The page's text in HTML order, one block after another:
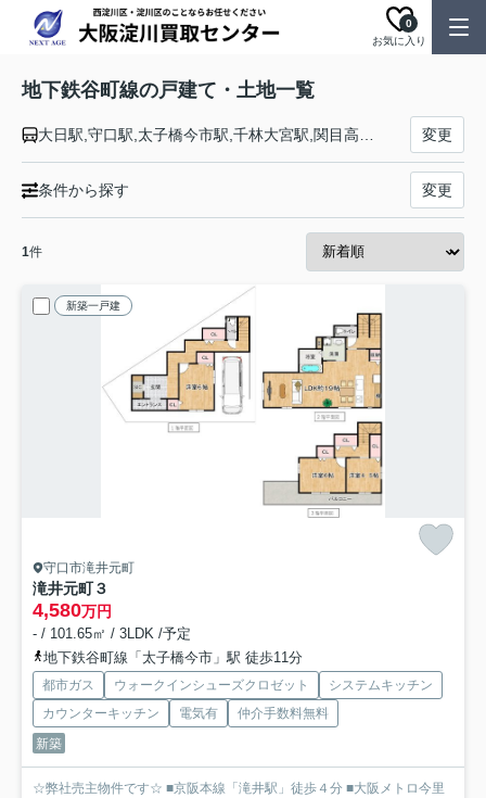
お気に入り
0
地下鉄谷町線の戸建て・土地一覧
変更
条件から探す 変更
1件
新築一戸建
守口市滝井元町
滝井元町３
4,580万円
- / 101.65㎡ / 3LDK /予定
地下鉄谷町線「太子橋今市」駅 徒歩11分
都市ガス ウォークインシューズクロゼット
システムキッチン
カウンターキッチン
電気有
仲介手数料無料
新築
☆弊社売主物件です☆ ■京阪本線「滝井駅」徒歩４分 ■大阪メトロ今里